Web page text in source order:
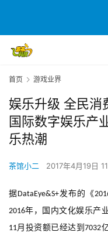
首页 游戏业界
娱乐升级 全民
国际数字娱乐产
乐热潮
茶馆小二 2017年4月19日
据DataEye&S+发布的《
2016年 ， 国内文化娱乐产
11月投资额已经达到7032